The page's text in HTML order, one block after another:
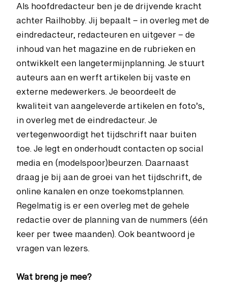
Als hoofdredacteur ben je de drijvende kracht
achter Railhobby. Jij bepaalt – in overleg met de
eindredacteur, redacteuren en uitgever – de
inhoud van het magazine en de rubrieken en
ontwikkelt een langetermijnplanning. Je stuurt
auteurs aan en werft artikelen bij vaste en
externe medewerkers. Je beoordeelt de
kwaliteit van aangeleverde artikelen en foto’s,
in overleg met de eindredacteur. Je
vertegenwoordigt het tijdschrift naar buiten
toe. Je legt en onderhoudt contacten op social
media en (modelspoor)beurzen. Daarnaast
draag je bij aan de groei van het tijdschrift, de
online kanalen en onze toekomstplannen.
Regelmatig is er een overleg met de gehele
redactie over de planning van de nummers (één
keer per twee maanden). Ook beantwoord je
vragen van lezers.
Wat breng je mee?